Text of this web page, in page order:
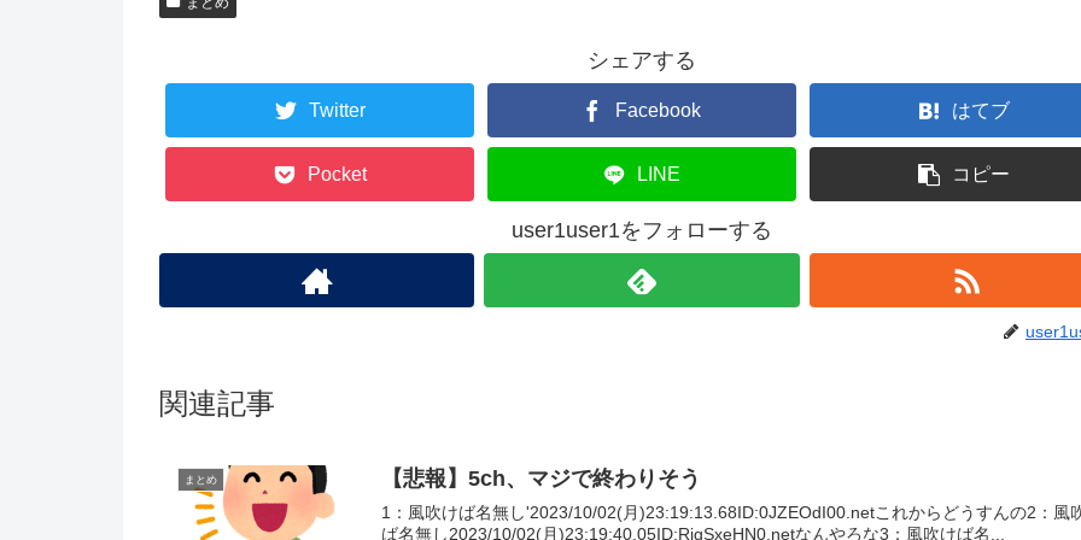
シェアする
Twitter Facebook はてブ
Pocket LINE コピー
user1user1をフォローする
関連記事
まとめ 【悲報】5ch、マジで終わりそう
1：風吹けば名無し'2023/10/02(月)23:19:13.68ID:0JZEOdI00.netこれからどうすんの2：風
ば名無し2023/10/02(月)23:19:40.05ID:RjgSxeHN0.netなんやろな3：風吹けば名...